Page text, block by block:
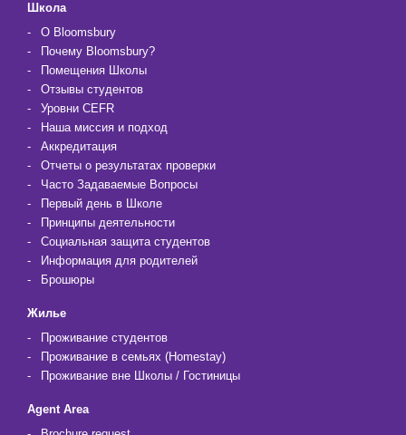
Школа
О Bloomsbury
Почему Bloomsbury?
Помещения Школы
Отзывы студентов
Уровни CEFR
Наша миссия и подход
Аккредитация
Отчеты о результатах проверки
Часто Задаваемые Вопросы
Первый день в Школе
Принципы деятельности
Социальная защита студентов
Информация для родителей
Брошюры
Жилье
Проживание студентов
Проживание в семьях (Homestay)
Проживание вне Школы / Гостиницы
Agent Area